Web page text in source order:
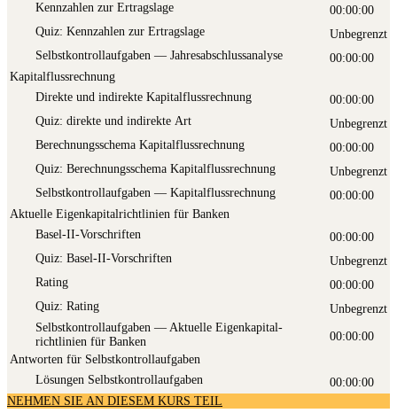
Kenn­zah­len zur Ertragslage
00:00:00
Quiz: Kenn­zah­len zur Ertragslage
Unbegrenzt
Selbst­kon­troll­auf­ga­ben — Jahresabschlussanalyse
00:00:00
Kapitalflussrechnung
Direk­te und indi­rek­te Kapitalflussrechnung
00:00:00
Quiz: direk­te und indi­rek­te Art
Unbegrenzt
Berech­nungs­sche­ma Kapitalflussrechnung
00:00:00
Quiz: Berech­nungs­sche­ma Kapitalflussrechnung
Unbegrenzt
Selbst­kon­troll­auf­ga­ben — Kapitalflussrechnung
00:00:00
Aktuelle Eigenkapitalrichtlinien für Banken
Basel-II-Vor­schrif­ten
00:00:00
Quiz: Basel-II-Vor­schrif­ten
Unbegrenzt
Rating
00:00:00
Quiz: Rating
Unbegrenzt
Selbst­kon­troll­auf­ga­ben — Aktu­el­le Eigen­ka­pi­tal­
richt­li­ni­en für Banken
00:00:00
Antworten für Selbstkontrollaufgaben
Lösun­gen Selbstkontrollaufgaben
00:00:00
NEHMEN SIE AN DIESEM KURS TEIL